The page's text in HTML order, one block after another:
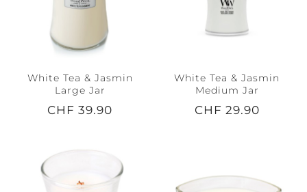
White Tea & Jasmin
Large Jar
CHF 39.90
White Tea & Jasmin
Medium Jar
CHF 29.90